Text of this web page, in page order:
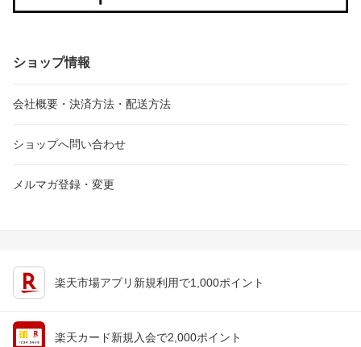
ショップ情報
会社概要・決済方法・配送方法
ショップへ問い合わせ
メルマガ登録・変更
楽天市場アプリ新規利用で1,000ポイント
楽天カード新規入会で2,000ポイント